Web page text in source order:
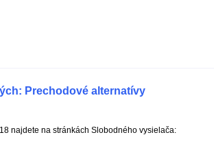
Prechodové alternatívy
najdete na stránkách Slobodného vysielača: